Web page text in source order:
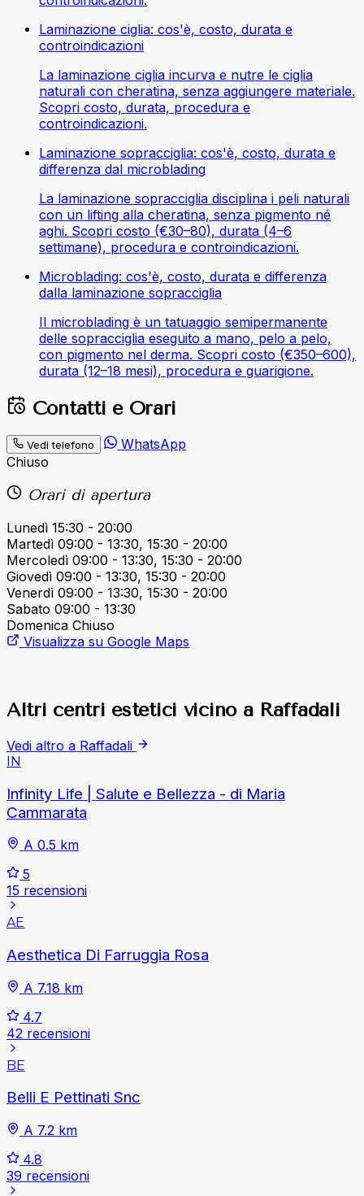
Laminazione ciglia: cos'è, costo, durata e
controindicazioni
La laminazione ciglia incurva e nutre le ciglia
naturali con cheratina, senza aggiungere materiale.
Scopri costo, durata, procedura e
controindicazioni.
Laminazione sopracciglia: cos'è, costo, durata e
differenza dal microblading
La laminazione sopracciglia disciplina i peli naturali
con un lifting alla cheratina, senza pigmento né
aghi. Scopri costo (€30–80), durata (4–6
settimane), procedura e controindicazioni.
Microblading: cos'è, costo, durata e differenza
dalla laminazione sopracciglia
Il microblading è un tatuaggio semipermanente
delle sopracciglia eseguito a mano, pelo a pelo,
con pigmento nel derma. Scopri costo (€350–600),
durata (12–18 mesi), procedura e guarigione.
Contatti e Orari
Vedi telefono
WhatsApp
Chiuso
Orari di apertura
Lunedì 15:30 - 20:00
Martedì 09:00 - 13:30, 15:30 - 20:00
Mercoledì 09:00 - 13:30, 15:30 - 20:00
Giovedì 09:00 - 13:30, 15:30 - 20:00
Venerdì 09:00 - 13:30, 15:30 - 20:00
Sabato 09:00 - 13:30
Domenica Chiuso
Visualizza su Google Maps
Altri centri estetici vicino a Raffadali
Vedi altro a Raffadali
IN
Infinity Life | Salute e Bellezza - di Maria
Cammarata
A 0.5 km
5
15 recensioni
AE
Aesthetica Di Farruggia Rosa
A 7.18 km
4.7
42 recensioni
BE
Belli E Pettinati Snc
A 7.2 km
4.8
39 recensioni